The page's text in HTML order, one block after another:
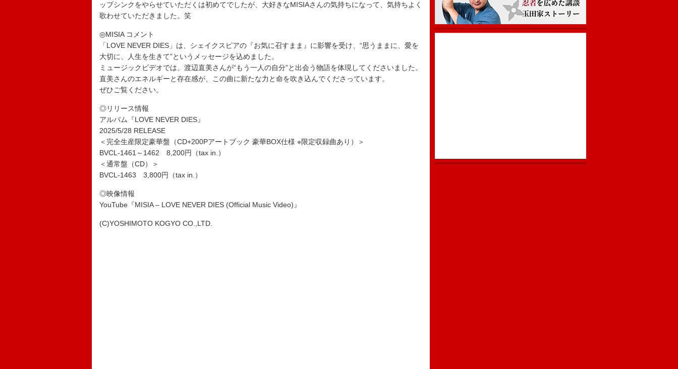
ップシンクをやらせていただくは初めてでしたが、大好きなMISIAさんの気持ちになって、気持ちよく
歌わせていただきました。笑
◎MISIA コメント
「LOVE NEVER DIES」は、シェイクスピアの『お気に召すまま』に影響を受け、“思うままに、愛を
大切に、人生を生きて”というメッセージを込めました。
ミュージックビデオでは、渡辺直美さんが“もう一人の自分”と出会う物語を体現してくださいました。
直美さんのエネルギーと存在感が、この曲に新たな力と命を吹き込んでくださっています。
ぜひご覧ください。
◎リリース情報
アルバム『LOVE NEVER DIES』
2025/5/28 RELEASE
＜完全生産限定豪華盤（CD+200Pアートブック 豪華BOX仕様 ※限定収録曲あり）＞
BVCL-1461～1462 8,200円（tax in.）
＜通常盤（CD）＞
BVCL-1463 3,800円（tax in.）
◎映像情報
YouTube『MISIA – LOVE NEVER DIES (Official Music Video)』
(C)YOSHIMOTO KOGYO CO.,LTD.